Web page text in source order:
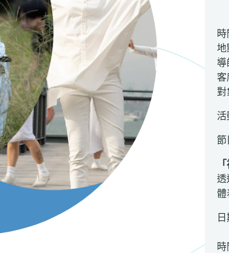
地
導
客
對
節
透
體